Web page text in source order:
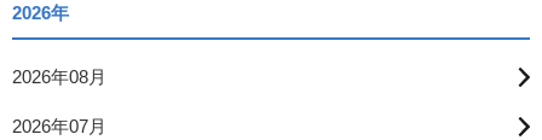
2026年
2026年08月
2026年07月